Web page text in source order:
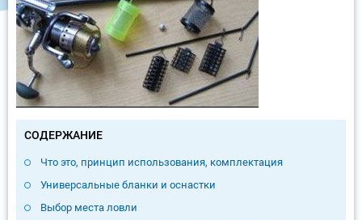
СОДЕРЖАНИЕ
Что это, принцип использования, комплектация
Универсальные бланки и оснастки
Выбор места ловли